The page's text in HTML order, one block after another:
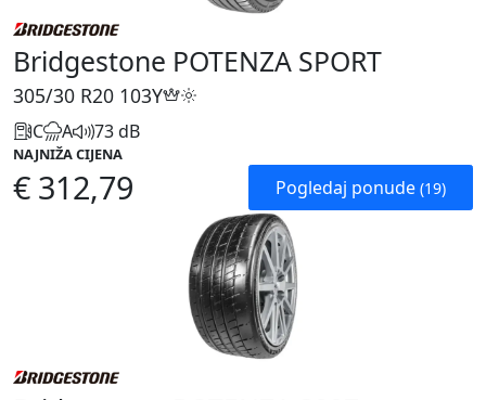
Bridgestone POTENZA SPORT
305/30 R20 103Y
C A 73 dB
NAJNIŽA CIJENA
€ 312,79 Pogledaj ponude (19)